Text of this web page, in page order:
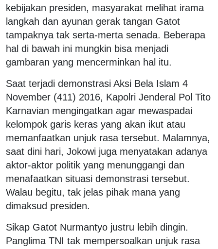
kebijakan presiden, masyarakat melihat irama
langkah dan ayunan gerak tangan Gatot
tampaknya tak serta-merta senada. Beberapa
hal di bawah ini mungkin bisa menjadi
gambaran yang mencerminkan hal itu.
Saat terjadi demonstrasi Aksi Bela Islam 4
November (411) 2016, Kapolri Jenderal Pol Tito
Karnavian mengingatkan agar mewaspadai
kelompok garis keras yang akan ikut atau
memanfaatkan unjuk rasa tersebut. Malamnya,
saat dini hari, Jokowi juga menyatakan adanya
aktor-aktor politik yang menunggangi dan
menafaatkan situasi demonstrasi tersebut.
Walau begitu, tak jelas pihak mana yang
dimaksud presiden.
Sikap Gatot Nurmantyo justru lebih dingin.
Panglima TNI tak mempersoalkan unjuk rasa